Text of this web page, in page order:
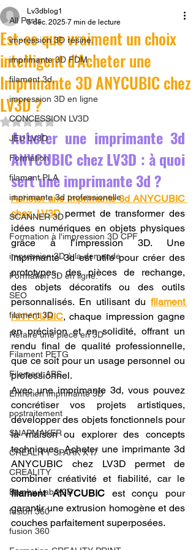
All Posts
impression 3D résine.
imprimante 3D FDM
filament 3d,
impression 3D en ligne
CONCESSION LV3D
JEU LV3D
Formation
filament PLA
imprimante 3d professionelle
SCANNER 3D
Formation à l'impression 3D CPF
impression 3D à la demande
Formation 3D en ligne.
SEO
filament 3D
Refaire une piece en 3D
Filament PETG
Filament ABS
Entretien imprimante 3D
postraitement
SNAPMAKER
CRÉALITY SPARK X I7
CREALITY
Bambu Lab X2D
fusion 360
fusion 360
Est-ce que vraiment un choix
intelligent d'Acheter une
Imprimante 3D ANYCUBIC chez
LV3D ?
Lv3dblog1
5 déc. 2025 7 min de lecture
Noté NaN étoiles sur 5.
Acheter une imprimante 3d
ANYCUBIC chez LV3D : à quoi
sert une imprimante 3d ?
Acheter une imprimante 3d ANYCUBIC
chez LV3D permet de transformer des
idées numériques en objets physiques
grâce à l’impression 3D. Une
imprimante 3d est utile pour créer des
prototypes, des pièces de rechange,
des objets décoratifs ou des outils
personnalisés. En utilisant du filament
ANYCUBIC, chaque impression gagne
en précision et en solidité, offrant un
rendu final de qualité professionnelle,
que ce soit pour un usage personnel ou
professionnel.
Avec une imprimante 3d, vous pouvez
concrétiser vos projets artistiques,
développer des objets fonctionnels pour
la maison ou explorer des concepts
techniques. Acheter une imprimante 3d
ANYCUBIC chez LV3D permet de
filament ANYCUBIC est conçu pour
garantir une extrusion homogène et des
couches parfaitement superposées.